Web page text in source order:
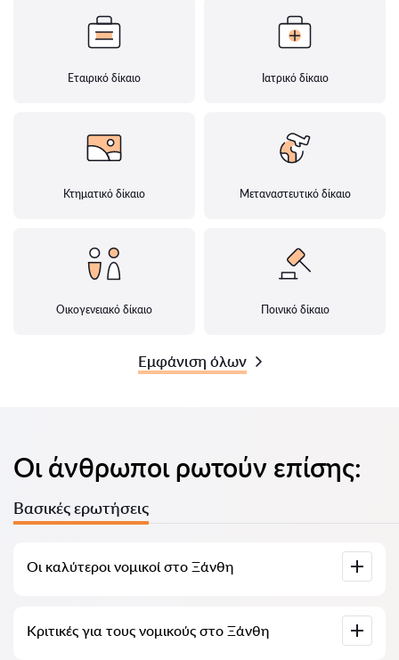
Εταιρικό δίκαιο Ιατρικό δίκαιο
Κτηματικό δίκαιο Μεταναστευτικό δίκαιο
Οικογενειακό δίκαιο Ποινικό δίκαιο
Εμφάνιση όλων
Οι άνθρωποι ρωτούν επίσης:
Βασικές ερωτήσεις
Οι καλύτεροι νομικοί στο Ξάνθη
νομικούς στο Ξάνθη με πλήρεις πληροφορίες. Τιμές,
αξιολογήσεις, αριθμός τηλεφώνου και διεύθυνση.
Κριτικές για τους νομικούς στο Ξάνθη